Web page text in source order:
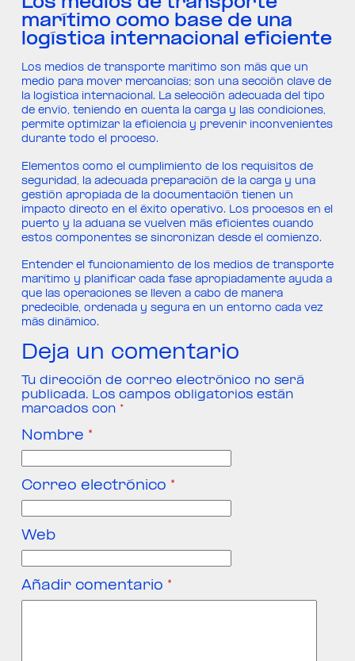
marítimo como base de una
logística internacional eficiente
Los medios de transporte marítimo son más que un
medio para mover mercancías; son una sección clave de
la logística internacional. La selección adecuada del tipo
de envío, teniendo en cuenta la carga y las condiciones,
permite optimizar la eficiencia y prevenir inconvenientes
durante todo el proceso.
Elementos como el cumplimiento de los requisitos de
seguridad, la adecuada preparación de la carga y una
gestión apropiada de la documentación tienen un
impacto directo en el éxito operativo. Los procesos en el
puerto y la aduana se vuelven más eficientes cuando
estos componentes se sincronizan desde el comienzo.
Entender el funcionamiento de los medios de transporte
marítimo y planificar cada fase apropiadamente ayuda a
que las operaciones se lleven a cabo de manera
predecible, ordenada y segura en un entorno cada vez
más dinámico.
Deja un comentario
Tu dirección de correo electrónico no será
publicada. Los campos obligatorios están
marcados con *
Nombre *
Correo electrónico *
Web
Añadir comentario *